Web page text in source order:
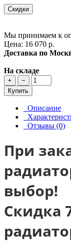
Скидки
Мы принимаем к
Цена: 16 070 р.
Доставка по
На складе
+
−
Купить
Описание
Отзывы (0)
При
выбор!
Скидка